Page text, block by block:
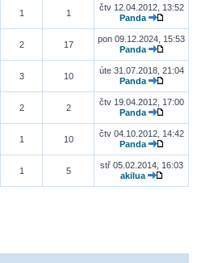
1 1
čtv 12.04.2012, 13:52
Panda
2 17
pon 09.12.2024, 15:53
Panda
3 10
úte 31.07.2018, 21:04
Panda
2 2
čtv 19.04.2012, 17:00
Panda
1 10
čtv 04.10.2012, 14:42
Panda
1 5
stř 05.02.2014, 16:03
akilua